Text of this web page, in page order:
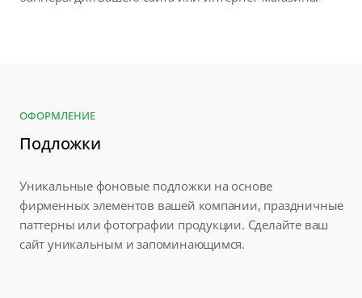
ОФОРМЛЕНИЕ
Подложки
Уникальные фоновые подложки на основе
фирменных элементов вашей компании, праздничные
паттерны или фотографии продукции. Сделайте ваш
сайт уникальным и запоминающимся.